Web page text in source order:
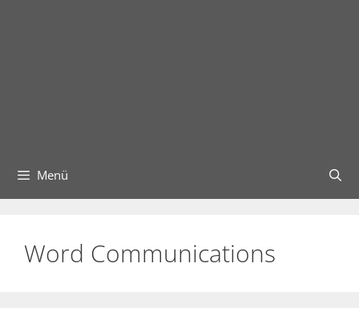
Menü
Word Communications